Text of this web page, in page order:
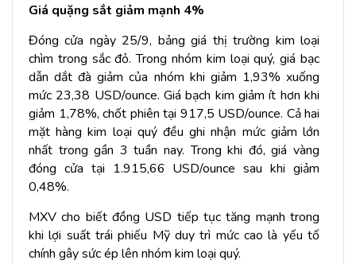
Giá quặng sắt giảm mạnh 4%
Đóng cửa ngày 25/9, bảng giá thị trường kim loại
chìm trong sắc đỏ. Trong nhóm kim loại quý, giá bạc
dẫn dắt đà giảm của nhóm khi giảm 1,93% xuống
mức 23,38 USD/ounce. Giá bạch kim giảm ít hơn khi
giảm 1,78%, chốt phiên tại 917,5 USD/ounce. Cả hai
mặt hàng kim loại quý đều ghi nhận mức giảm lớn
nhất trong gần 3 tuần nay. Trong khi đó, giá vàng
đóng cửa tại 1.915,66 USD/ounce sau khi giảm
0,48%.
MXV cho biết đồng USD tiếp tục tăng mạnh trong
khi lợi suất trái phiếu Mỹ duy trì mức cao là yếu tố
chính gây sức ép lên nhóm kim loại quý.